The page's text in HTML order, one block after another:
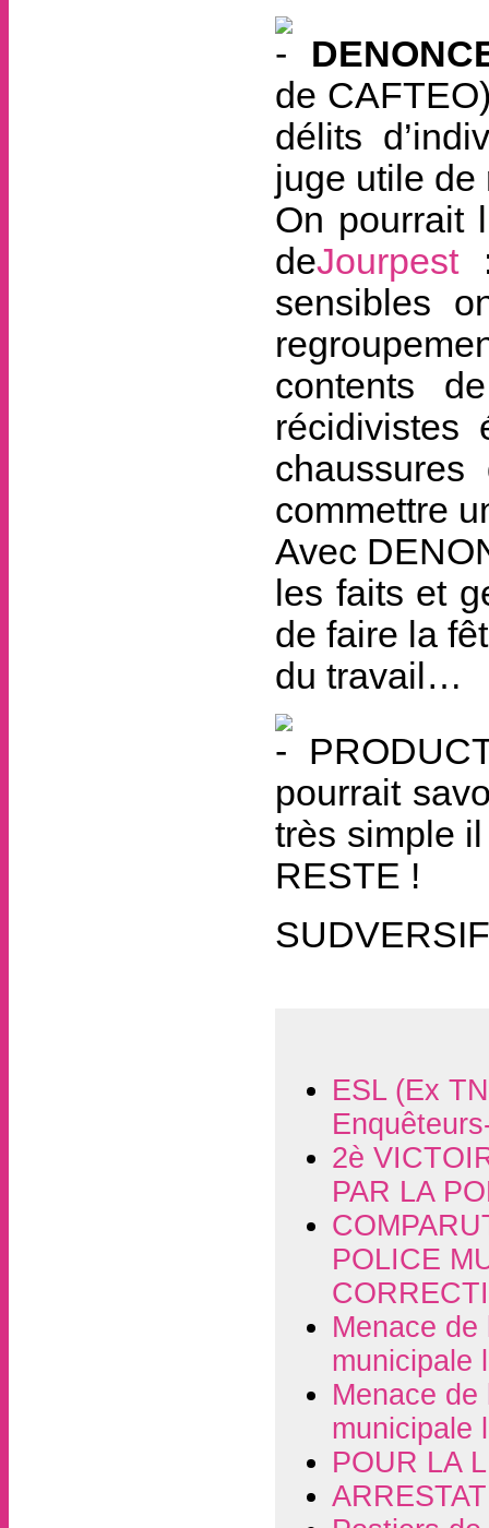
de
délits
juge utile de
On pourrait
deJourpest:
sensibles
contents
récidivistes
commettre
Avec
les faits et
de faire la
du travail…
pourrait
très simple
RESTE !
SUDVERSIF
ESL (Ex
2è
PAR LA
POLICE
Menace
municipale
Menace
municipale
POUR LA